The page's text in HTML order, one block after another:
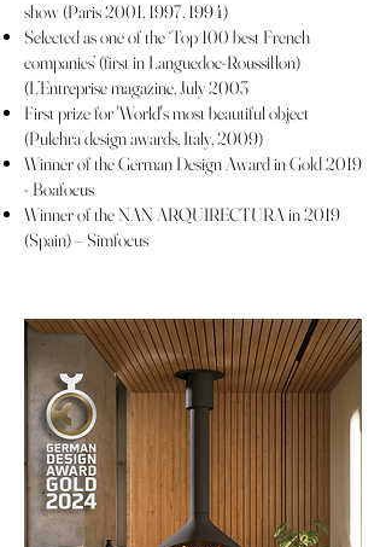
show (Paris 2001, 1997, 1994)
Selected as one of the ‘Top 100 best French
companies’ (first in Languedoc-Roussillon)
(L’Entreprise magazine, July 2003
First prize for 'World's most beautiful object
(Pulchra design awards, Italy, 2009)
Winner of the German Design Award in Gold 2019
- Boafocus
Winner of the NAN ARQUIRECTURA in 2019
(Spain) – Simfocus